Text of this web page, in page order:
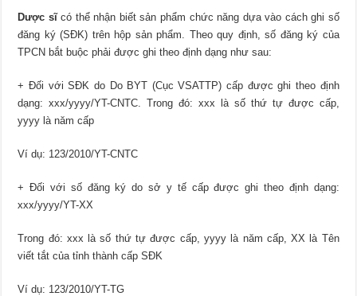
Dược sĩcó thể nhận biết sản phẩm chức năng dựa vào cách ghi số
đăng ký (SĐK) trên hộp sản phẩm. Theo quy định, số đăng ký của
TPCN bắt buộc phải được ghi theo định dạng như sau:
+ Đối với SĐK do Do BYT (Cục VSATTP) cấp được ghi theo định
dạng: xxx/yyyy/YT-CNTC. Trong đó: xxx là số thứ tự được cấp,
yyyy là năm cấp
Ví dụ: 123/2010/YT-CNTC
+ Đối với số đăng ký do sở y tế cấp được ghi theo định dạng:
xxx/yyyy/YT-XX
Trong đó: xxx là số thứ tự được cấp, yyyy là năm cấp, XX là Tên
viết tắt của tỉnh thành cấp SĐK
Ví dụ: 123/2010/YT-TG